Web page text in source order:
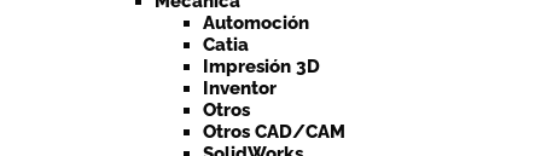
Automoción
Catia
Impresión 3D
Inventor
Otros
Otros CAD/CAM